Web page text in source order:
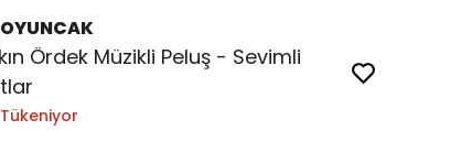
Ördek Müzikli Peluş - Sevimli
Tükeniyor